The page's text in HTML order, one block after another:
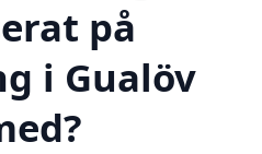
på
i Gualöv